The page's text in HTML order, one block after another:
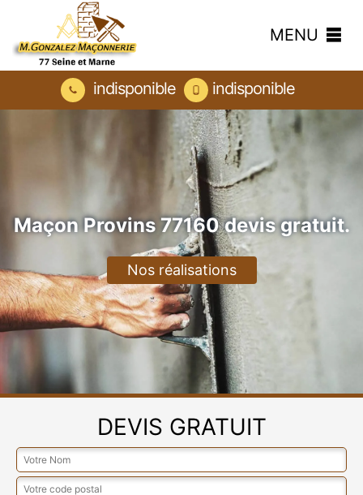
MENU
indisponible indisponible
Maçon Provins 77160 devis gratuit.
Nos réalisations
DEVIS GRATUIT